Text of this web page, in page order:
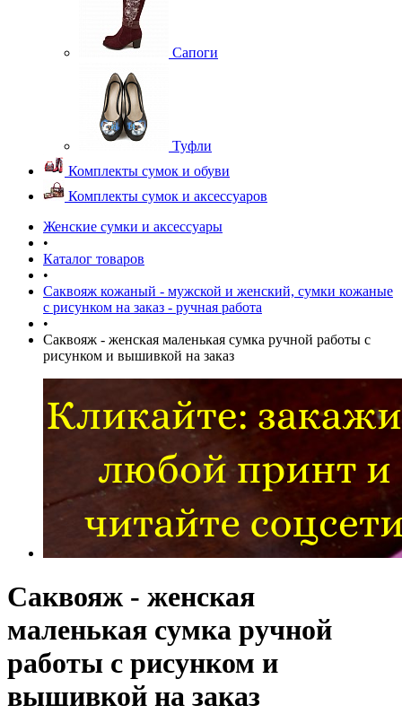
Сапоги
Туфли
Комплекты сумок и обуви
Комплекты сумок и аксессуаров
Женские сумки и аксессуары
•
Каталог товаров
•
Саквояж кожаный - мужской и женский, сумки кожаные
с рисунком на заказ - ручная работа
•
Саквояж - женская маленькая сумка ручной работы с
рисунком и вышивкой на заказ
Саквояж - женская
маленькая сумка ручной
работы с рисунком и
вышивкой на заказ